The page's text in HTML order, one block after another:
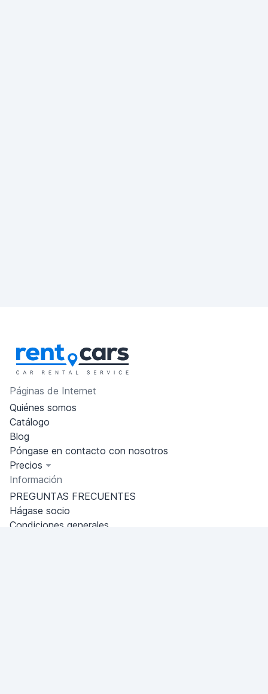
Páginas de Internet
Quiénes somos
Catálogo
Blog
Póngase en contacto con nosotros
Precios
Información
PREGUNTAS FRECUENTES
Hágase socio
Condiciones generales